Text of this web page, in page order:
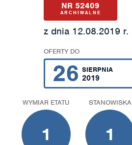
NR 52409
ARCHIWALNE
z dnia 12.08.2019 r.
OFERTY DO
26 SIERPNIA
2019
WYMIAR ETATU
1
STANOWISKA
1